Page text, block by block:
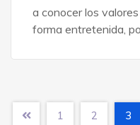
a conocer los
forma entretenida,
1 2 3